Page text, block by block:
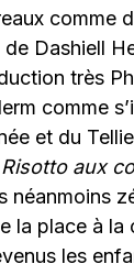
comme
de Dashiell
très
comme
et du
Risotto aux
néanmoins
la place à la
les